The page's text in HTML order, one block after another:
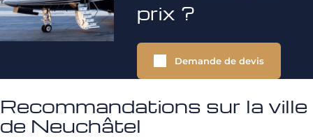
prix ?
Demande de devis
Recommandations sur la ville
de Neuchâtel